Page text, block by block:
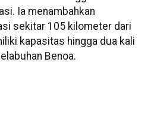
Ia menambahkan
sekitar 105 kilometer dari
kapasitas hingga dua kali
Benoa.